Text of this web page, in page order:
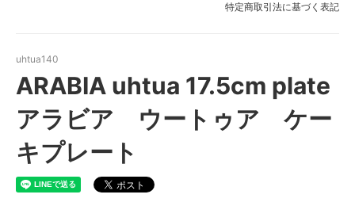
特定商取引法に基づく表記
uhtua140
ARABIA uhtua 17.5cm plate
アラビア ウートゥア ケー
キプレート